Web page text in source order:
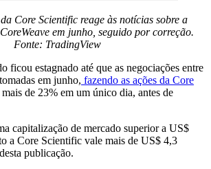
Core Scientific reage às notícias sobre a
em junho, seguido por correção.
Fonte: TradingView
ficou estagnado até que as negociações entre
em junho, fazendo as ações da Core
mais de 23% em um único dia, antes de
capitalização de mercado superior a US$
a Core Scientific vale mais de US$ 4,3
publicação.